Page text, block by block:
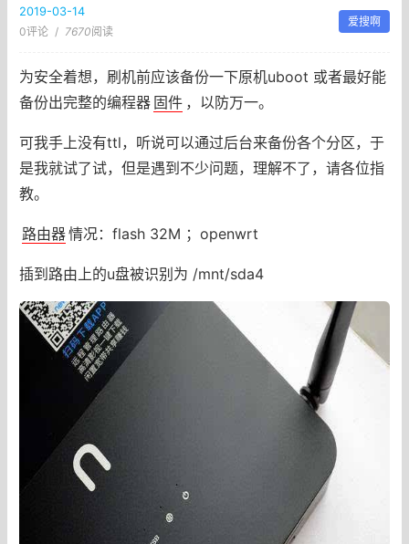
2019-03-14
0评论 / 7670阅读
爱搜啊
为安全着想，刷机前应该备份一下原机uboot 或者最好能
备份出完整的编程器 固件 ，以防万一。
可我手上没有ttl，听说可以通过后台来备份各个分区，于
是我就试了试，但是遇到不少问题，理解不了，请各位指
教。
路由器情况：flash 32M ；openwrt
插到路由上的u盘被识别为 /mnt/sda4